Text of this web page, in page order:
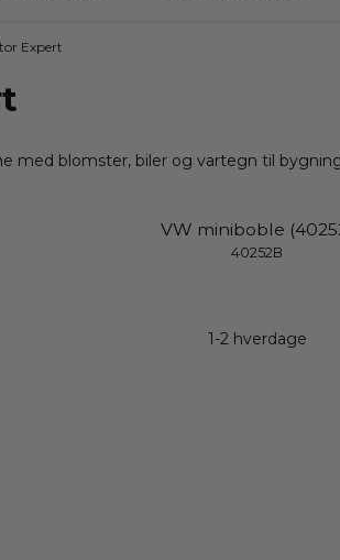
Expert
med blomster, biler og vartegn til
VW miniboble
40252B
1-2 hverdage